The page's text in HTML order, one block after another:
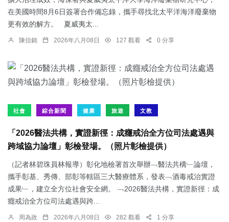
在美國時間8月6日簽署合作備忘錄，攜手尋找北太平洋海洋廢棄物
更有效的解方。 夏威夷太...
陳信銘 2026年八月08日 127 觀看 0 分享
社會 綜合新聞 健康 旅遊 文教
「2026醫法共構，實證新徑：成癮戒治全方位司法處遇與
跨域協力論壇」彰檢登場。（照片彰檢提供）
（記者林碧珠員林報導）彰化地檢署首次舉辦﹁醫法共構﹂論壇，
攜手彰基、秀傳、部彰等轄區三大醫療體系，發表﹁酒毒戒治實證
成果﹂，建立全方位社會安全網。 ﹁2026醫法共構，實證新徑：成
癮戒治全方位司法處遇與跨...
周為政 2026年八月08日 282 觀看 1 分享